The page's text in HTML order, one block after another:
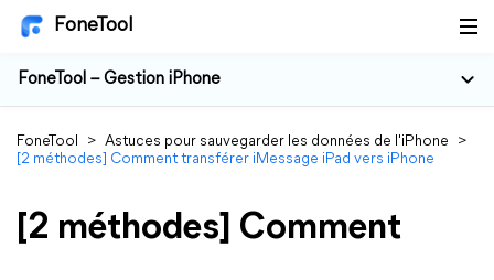
FoneTool
FoneTool – Gestion iPhone
FoneTool > Astuces pour sauvegarder les données de l'iPhone
>
[2 méthodes] Comment transférer iMessage iPad vers iPhone
[2 méthodes] Comment